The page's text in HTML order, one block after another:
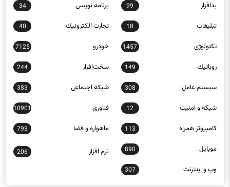
بدافزار 99 برنامه نويسی 34
تبلیغات 18 تجارت الكترونيك 40
تکنولوژی 1457 خودرو 7125
روباتيك 149 سخت‌افزار 244
سيستم عامل 308 شبكه اجتماعی 383
شبكه و امنيت 12 فناوری 10901
كامپيوتر همراه 113 ماهواره و فضا 793
موبايل 890 نرم افزار 206
وب و اينترنت 307